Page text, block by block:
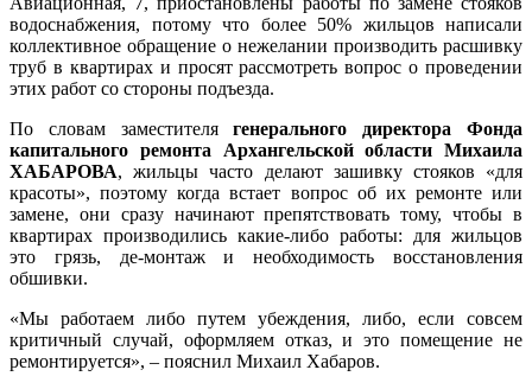
водоснабжения, потому что более 50% жильцов написали
коллективное обращение о нежелании производить расшивку
труб в квартирах и просят рассмотреть вопрос о проведении
этих работ со стороны подъезда.
По словам заместителягенерального директора Фонда
капитального ремонта Архангельской области Михаила
ХАБАРОВА, жильцы часто делают зашивку стояков «для
красоты», поэтому когда встает вопрос об их ремонте или
замене, они сразу начинают препятствовать тому, чтобы в
квартирах производились какие-либо работы: для жильцов
это грязь, де-монтаж и необходимость восстановления
обшивки.
«Мы работаем либо путем убеждения, либо, если совсем
критичный случай, оформляем отказ, и это помещение не
ремонтируется», – пояснил Михаил Хабаров.